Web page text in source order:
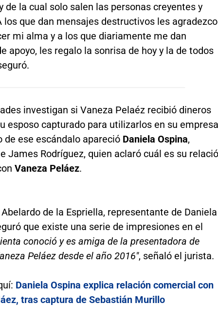
de la cual solo salen las personas creyentes y
los que dan mensajes destructivos les agradezco
mi alma y a los que diariamente me dan
apoyo, les regalo la sonrisa de hoy y la de todos
investigan si Vaneza Pelaéz recibió dineros
esposo capturado para utilizarlos en su
de ese escándalo apareció Daniela Ospina,
James Rodríguez, quien aclaró cuál es su
Vaneza Peláez.
de la Espriella, representante de Daniela
que existe una serie de impresiones en el
conoció y es amiga de la presentadora de
Peláez desde el año 2016", señaló el jurista.
Daniela Ospina explica relación comercial con
tras captura de Sebastián Murillo